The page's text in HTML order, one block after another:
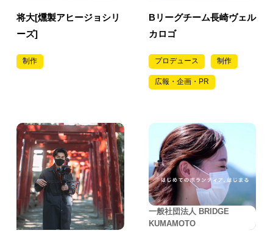
将大[燻製アヒージョシリ
ーズ]
制作
Bリーグチーム長崎ヴェル
カロゴ
プロデュース 制作
広報・企画・PR
一般社団法人 BRIDGE
KUMAMOTO